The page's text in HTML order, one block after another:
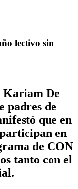
lectivo sin
Kariam De
padres de
que en
en
de CON
tanto con el